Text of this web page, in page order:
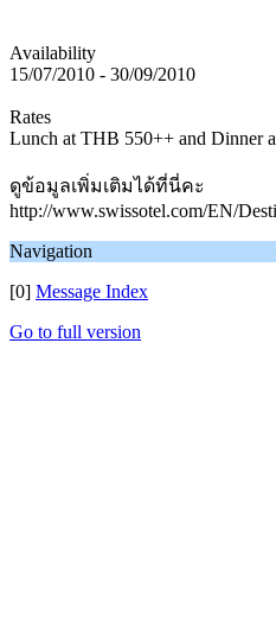
Availability
15/07/2010 - 30/09/2010
Rates
Lunch at THB 550++ and Dinner
ดูข้อมูลเพิ่มเติมได้ที่นี่คะ
http://www.swissotel.com/EN/
Navigation
[0] Message Index
Go to full version